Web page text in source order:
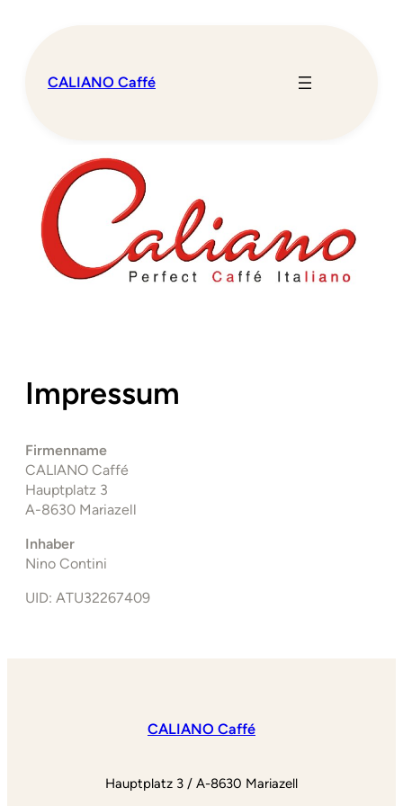
CALIANO Caffé
Impressum
Firmenname
CALIANO Caffé
Hauptplatz 3
A-8630 Mariazell
Inhaber
Nino Contini
UID: ATU32267409
CALIANO Caffé
Hauptplatz 3 / A-8630 Mariazell